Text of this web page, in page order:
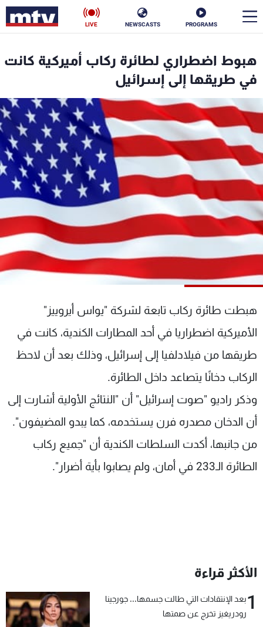
PROGRAMS
NEWSCASTS
LIVE
هبوط اضطراري لطائرة ركاب أميركية كانت
في طريقها إلى إسرائيل
هبطت طائرة ركاب تابعة لشركة "يواس أيروييز"
الأميركية اضطراريا في أحد المطارات الكندية، كانت في
طريقها من فيلادلفيا إلى إسرائيل، وذلك بعد أن لاحظ
الركاب دخانًا يتصاعد داخل الطائرة.
وذكر راديو "صوت إسرائيل" أن "النتائج الأولية أشارت إلى
أن الدخان مصدره فرن يستخدمه، كما يبدو المضيفون".
من جانبها، أكدت السلطات الكندية أن "جميع ركاب
الطائرة الـ233 في أمان، ولم يصابوا بأية أضرار".
الأكثر قراءة
1بعد الإنتقادات التي طالت جسمها... جورجينا
رودريغيز تخرج عن صمتها
الأخبار
سياسة ناس
إقتصاد فن
منوعات رياضة
كأس العالم
البرامج
جدول البرامج
شاهد البرامج
عن MTV
لاعلاناتكم
وظائف
تواصل معنا
شروط الإسـتخدام